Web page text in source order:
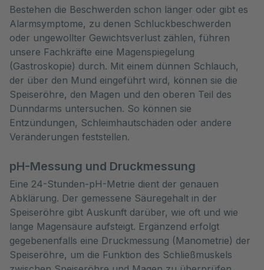
Bestehen die Beschwerden schon länger oder gibt es
Alarmsymptome, zu denen Schluckbeschwerden
oder ungewollter Gewichtsverlust zählen, führen
unsere Fachkräfte eine Magenspiegelung
(Gastroskopie) durch. Mit einem dünnen Schlauch,
der über den Mund eingeführt wird, können sie die
Speiseröhre, den Magen und den oberen Teil des
Dünndarms untersuchen. So können sie
Entzündungen, Schleimhautschäden oder andere
Veränderungen feststellen.
pH-Messung und Druckmessung
Eine 24-Stunden-pH-Metrie dient der genauen
Abklärung. Der gemessene Säuregehalt in der
Speiseröhre gibt Auskunft darüber, wie oft und wie
lange Magensäure aufsteigt. Ergänzend erfolgt
gegebenenfalls eine Druckmessung (Manometrie) der
Speiseröhre, um die Funktion des Schließmuskels